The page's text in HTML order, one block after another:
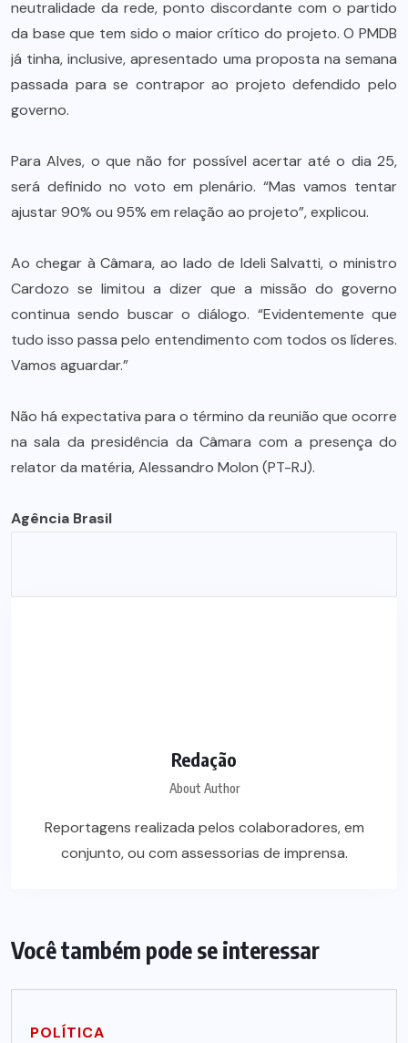
neutralidade da rede, ponto discordante com o partido
da base que tem sido o maior crítico do projeto. O PMDB
já tinha, inclusive, apresentado uma proposta na semana
passada para se contrapor ao projeto defendido pelo
governo.
Para Alves, o que não for possível acertar até o dia 25,
será definido no voto em plenário. “Mas vamos tentar
ajustar 90% ou 95% em relação ao projeto”, explicou.
Ao chegar à Câmara, ao lado de Ideli Salvatti, o ministro
Cardozo se limitou a dizer que a missão do governo
continua sendo buscar o diálogo. “Evidentemente que
tudo isso passa pelo entendimento com todos os líderes.
Vamos aguardar.”
Não há expectativa para o término da reunião que ocorre
na sala da presidência da Câmara com a presença do
relator da matéria, Alessandro Molon (PT-RJ).
Agência Brasil
Redação
About Author
Reportagens realizada pelos colaboradores, em
conjunto, ou com assessorias de imprensa.
Você também pode se interessar
POLÍTICA